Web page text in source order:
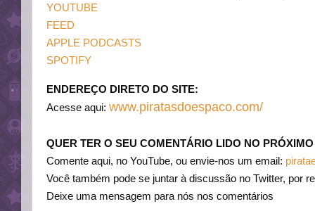
YOUTUBE
FEED
APPLE PODCASTS
SPOTIFY
ENDEREÇO DIRETO DO SITE:
Acesse aqui: www.piratasdoespaco.com/
QUER TER O SEU COMENTÁRIO LIDO NO
Comente aqui, no YouTube, ou envie-nos um email:
Você também pode se juntar à discussão no Twitter, por
Deixe uma mensagem para nós nos comentários